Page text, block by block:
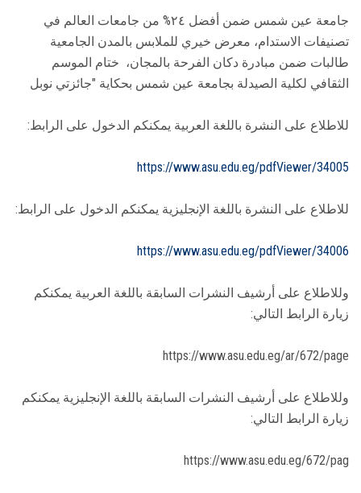
جامعة عين شمس ضمن أفضل ٢٤% من جامعات العالم في
تصنيفات الاستدام، معرض خيري للملابس بالمدن الجامعية
طالبات ضمن مبادرة دكان الفرحة بالمجان، ختام الموسم
الثقافي لكلية الصيدلة بجامعة عين شمس بحكاية "جائزتي نوبل
للاطلاع على النشرة باللغة العربية يمكنكم الدخول على الرابط:
https://www.asu.edu.eg/pdfViewer/34005
للاطلاع على النشرة باللغة الإنجليزية يمكنكم الدخول على الرابط:
https://www.asu.edu.eg/pdfViewer/34006
وللاطلاع على أرشيف النشرات السابقة باللغة العربية يمكنكم
زيارة الرابط التالي:
https://www.asu.edu.eg/ar/672/page
وللاطلاع على أرشيف النشرات السابقة باللغة الإنجليزية يمكنكم
زيارة الرابط التالي:
https://www.asu.edu.eg/672/pag